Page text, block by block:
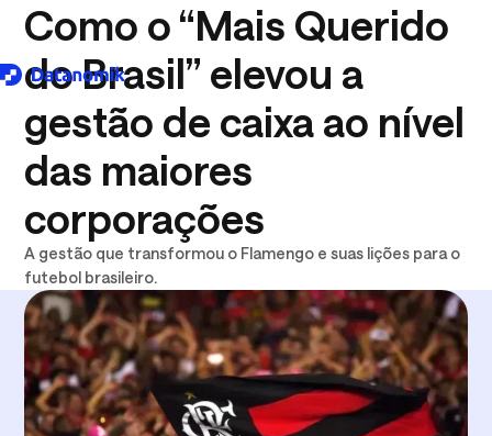
Download logo .SVG
Como o “Mais Querido
do Brasil” elevou a
gestão de caixa ao nível
das maiores
corporações
A gestão que transformou o Flamengo e suas lições para o
futebol brasileiro.